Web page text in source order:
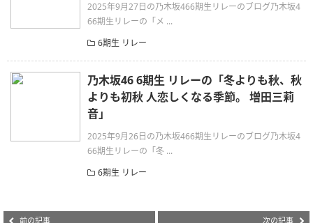
2025年9月27日の乃木坂466期生リレーのブログ乃木坂4
66期生リレーの「メ ...
6期生 リレー
乃木坂46 6期生 リレーの「冬よりも秋、秋
よりも初秋 人恋しくなる季節。 増田三莉
音」
2025年9月26日の乃木坂466期生リレーのブログ乃木坂4
66期生リレーの「冬 ...
6期生 リレー
前の記事 次の記事